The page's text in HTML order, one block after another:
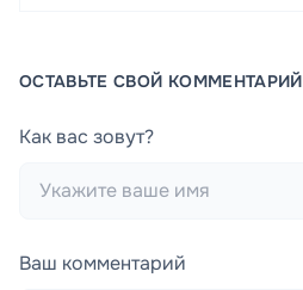
ОСТАВЬТЕ СВОЙ КОММЕНТАРИЙ
Как вас зовут?
Ваш комментарий